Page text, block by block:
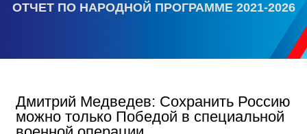
ОТЧЕТ ПО НАРОДНОЙ ПРОГРАММЕ 2021-2026
Дмитрий Медведев: Сохранить Россию
можно только Победой в специальной